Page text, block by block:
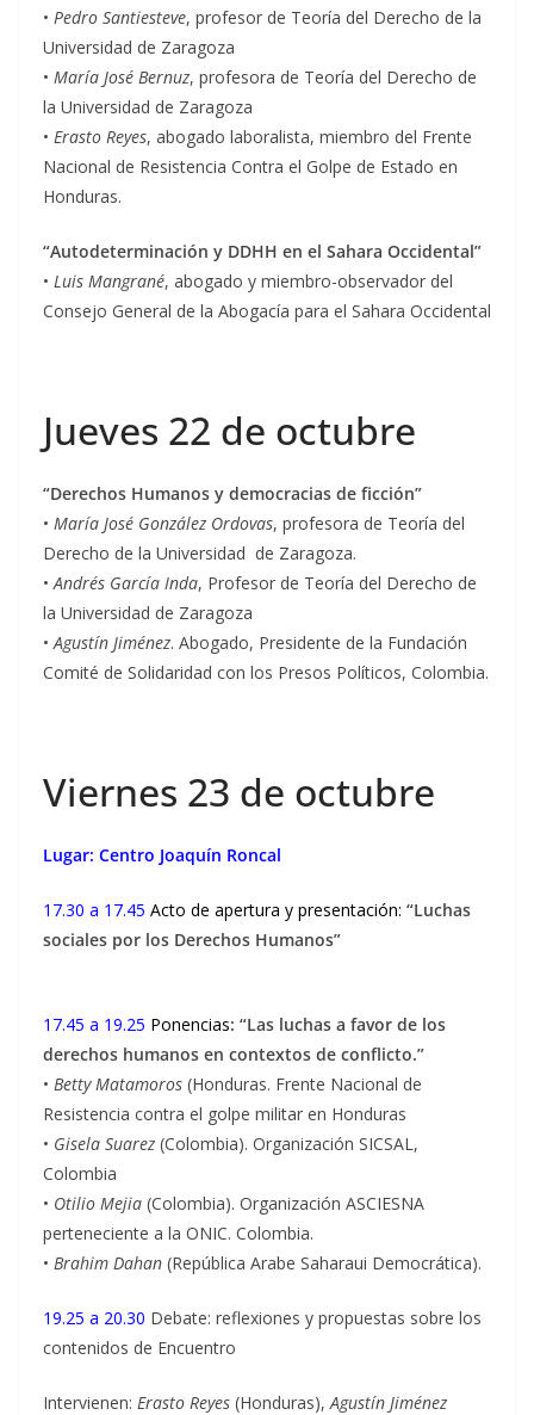
• Pedro Santiesteve, profesor de Teoría del Derecho de la
Universidad de Zaragoza
• María José Bernuz, profesora de Teoría del Derecho de
la Universidad de Zaragoza
• Erasto Reyes, abogado laboralista, miembro del Frente
Nacional de Resistencia Contra el Golpe de Estado en
Honduras.
“Autodeterminación y DDHH en el Sahara Occidental”
• Luis Mangrané, abogado y miembro-observador del
Consejo General de la Abogacía para el Sahara Occidental
Jueves 22 de octubre
“Derechos Humanos y democracias de ficción”
• María José González Ordovas, profesora de Teoría del
Derecho de la Universidad de Zaragoza.
•Andrés García Inda, Profesor de Teoría del Derecho de
la Universidad de Zaragoza
•Agustín Jiménez. Abogado, Presidente de la Fundación
Comité de Solidaridad con los Presos Políticos, Colombia.
Viernes 23 de octubre
Lugar: Centro Joaquín Roncal
1 7.30 a 17.45 Acto de apertura y presentación: “Luchas
sociales por los Derechos Humanos”
17.45 a 19.25 Ponencias: “Las luchas a favor de los
derechos humanos en contextos de conflicto.”
• Betty Matamoros (Honduras. Frente Nacional de
Resistencia contra el golpe militar en Honduras
• Gisela Suarez (Colombia). Organización SICSAL,
Colombia
• Otilio Mejia (Colombia). Organización ASCIESNA
perteneciente a la ONIC. Colombia.
• Brahim Dahan (República Arabe Saharaui Democrática).
19.25 a 20.30 Debate: reflexiones y propuestas sobre los
contenidos de Encuentro
Intervienen: Erasto Reyes (Honduras),Agustín Jiménez